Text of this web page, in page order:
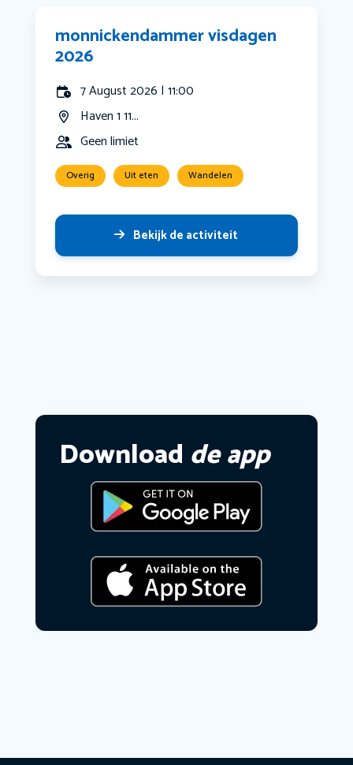
monnickendammer visdagen
2026
7 August 2026 | 11:00
Haven 1 11...
Geen limiet
Overig Uit eten Wandelen
Bekijk de activiteit
Download de app